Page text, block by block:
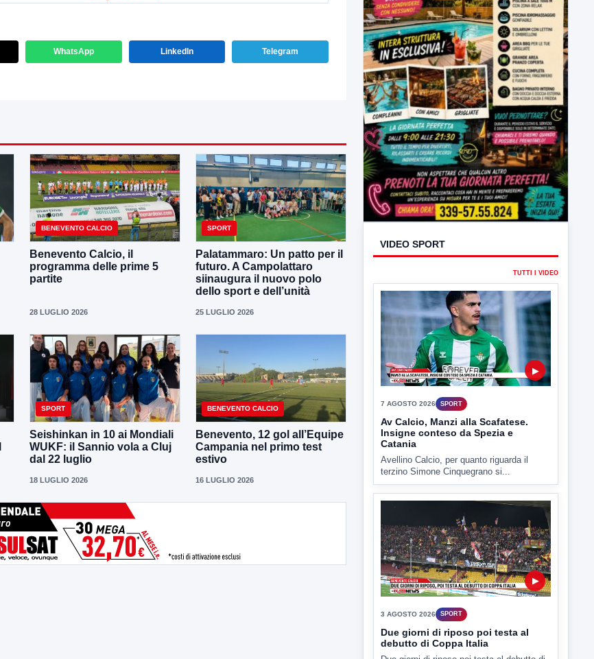
WhatsApp LinkedIn Telegram
BENEVENTO CALCIO
Benevento Calcio, il
programma delle prime 5
partite
28 LUGLIO 2026
SPORT
Palatammaro: Un patto per il
futuro. A Campolattaro
siinaugura il nuovo polo
dello sport e dell’unità
25 LUGLIO 2026
SPORT
Seishinkan in 10 ai Mondiali
WUKF: il Sannio vola a Cluj
dal 22 luglio
18 LUGLIO 2026
BENEVENTO CALCIO
Benevento, 12 gol all’Equipe
Campania nel primo test
estivo
16 LUGLIO 2026
VIDEO SPORT
TUTTI I VIDEO
▶
7 AGOSTO 2026 SPORT
Av Calcio, Manzi alla Scafatese.
Insigne conteso da Spezia e
Catania
Avellino Calcio, per quanto riguarda il
terzino Simone Cinquegrano si...
▶
3 AGOSTO 2026 SPORT
Due giorni di riposo poi testa al
debutto di Coppa Italia